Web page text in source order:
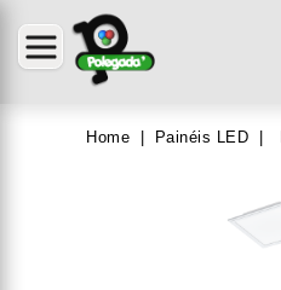
Home Painéis LED